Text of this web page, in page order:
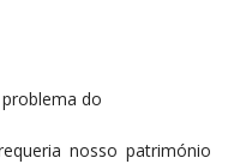
do
nosso património